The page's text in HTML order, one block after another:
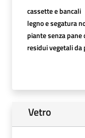
cassette e bancali
legno e segatura
piante senza pane
residui vegetali
Vetro